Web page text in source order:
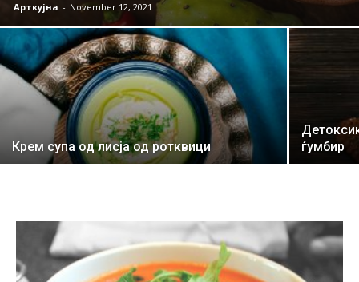
Арткујна - November 12, 2021
Крем супа од лисја од ротквици
ѓумбир